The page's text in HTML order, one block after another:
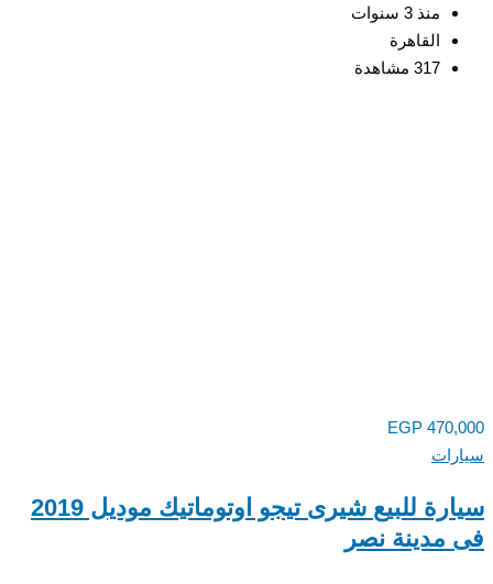
منذ 3 سنوات
القاهرة
317 مشاهدة
EGP
سيارة للبيع شيرى تيجو اوتوماتيك موديل 2019
مدينة نصر